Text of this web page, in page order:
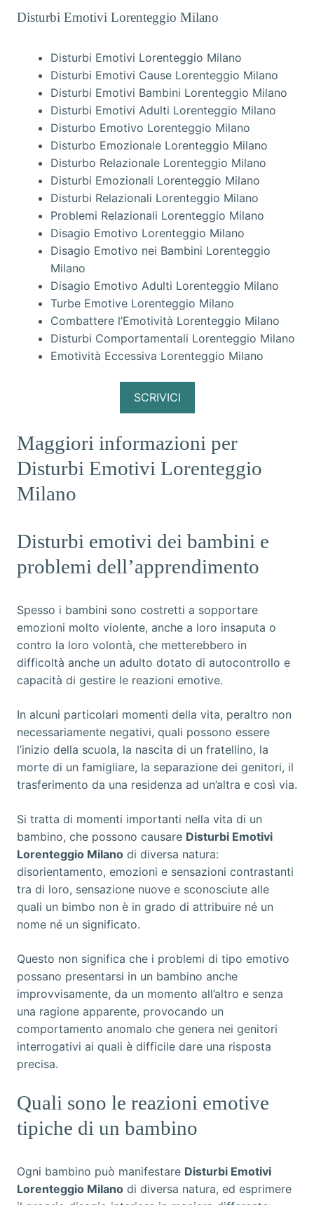
Disturbi Emotivi Lorenteggio Milano
Disturbi Emotivi Lorenteggio Milano
Disturbi Emotivi Cause Lorenteggio Milano
Disturbi Emotivi Bambini Lorenteggio Milano
Disturbi Emotivi Adulti Lorenteggio Milano
Disturbo Emotivo Lorenteggio Milano
Disturbo Emozionale Lorenteggio Milano
Disturbo Relazionale Lorenteggio Milano
Disturbi Emozionali Lorenteggio Milano
Disturbi Relazionali Lorenteggio Milano
Problemi Relazionali Lorenteggio Milano
Disagio Emotivo Lorenteggio Milano
Disagio Emotivo nei Bambini Lorenteggio
Milano
Disagio Emotivo Adulti Lorenteggio Milano
Turbe Emotive Lorenteggio Milano
Combattere l’Emotività Lorenteggio Milano
Disturbi Comportamentali Lorenteggio Milano
Emotività Eccessiva Lorenteggio Milano
SCRIVICI
Maggiori informazioni per
Disturbi Emotivi Lorenteggio
Milano
Disturbi emotivi dei bambini e
problemi dell’apprendimento
Spesso i bambini sono costretti a sopportare
emozioni molto violente, anche a loro insaputa o
contro la loro volontà, che metterebbero in
difficoltà anche un adulto dotato di autocontrollo e
capacità di gestire le reazioni emotive.
In alcuni particolari momenti della vita, peraltro non
necessariamente negativi, quali possono essere
l’inizio della scuola, la nascita di un fratellino, la
morte di un famigliare, la separazione dei genitori, il
trasferimento da una residenza ad un’altra e così via.
Si tratta di momenti importanti nella vita di un
bambino, che possono causare Disturbi Emotivi
Lorenteggio Milano di diversa natura:
disorientamento, emozioni e sensazioni contrastanti
tra di loro, sensazione nuove e sconosciute alle
quali un bimbo non è in grado di attribuire né un
nome né un significato.
Questo non significa che i problemi di tipo emotivo
possano presentarsi in un bambino anche
improvvisamente, da un momento all’altro e senza
una ragione apparente, provocando un
comportamento anomalo che genera nei genitori
interrogativi ai quali è difficile dare una risposta
precisa.
Quali sono le reazioni emotive
tipiche di un bambino
Ogni bambino può manifestare Disturbi Emotivi
Lorenteggio Milano di diversa natura, ed esprimere